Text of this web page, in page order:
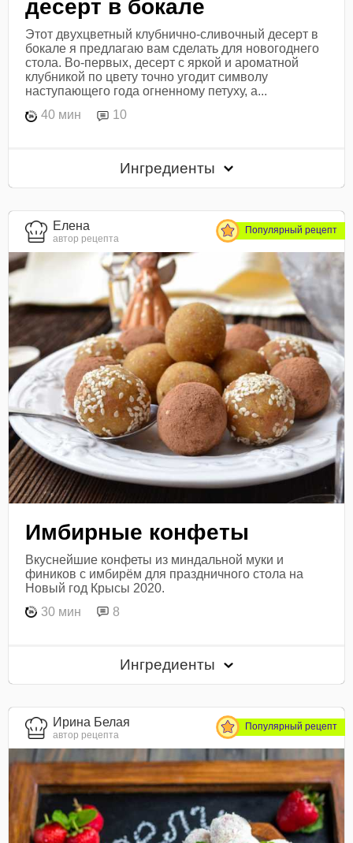
десерт в бокале
Этот двухцветный клубнично-сливочный десерт в
бокале я предлагаю вам сделать для новогоднего
стола. Во-первых, десерт с яркой и ароматной
клубникой по цвету точно угодит символу
наступающего года огненному петуху, а...
40 мин
10
Ингредиенты
Елена
автор рецепта
Популярный рецепт
Имбирные конфеты
Вкуснейшие конфеты из миндальной муки и
фиников с имбирём для праздничного стола на
Новый год Крысы 2020.
30 мин
8
Ингредиенты
Ирина Белая
автор рецепта
Популярный рецепт